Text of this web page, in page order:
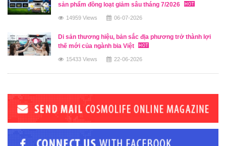
sản phẩm đồng loạt giảm sâu tháng 7/2026
14959 Views 06-07-2026
Di sản thương hiệu, bản sắc địa phương trở thành lợi
thế mới của ngành bia Việt
15433 Views 22-06-2026